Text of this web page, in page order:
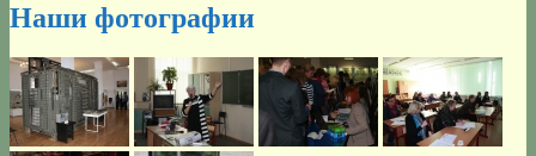
Наши фотографии